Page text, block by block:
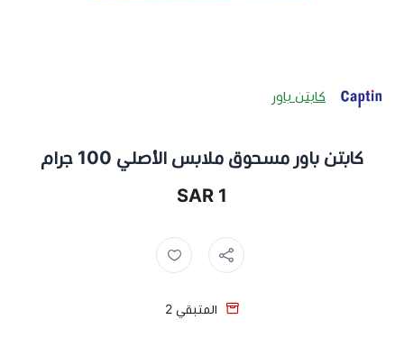
كابتن باور
كابتن باور مسحوق ملابس الأصلي 100 جرام
1 SAR
منظف ملابس , تايد , صابون ,
المتبقي 2